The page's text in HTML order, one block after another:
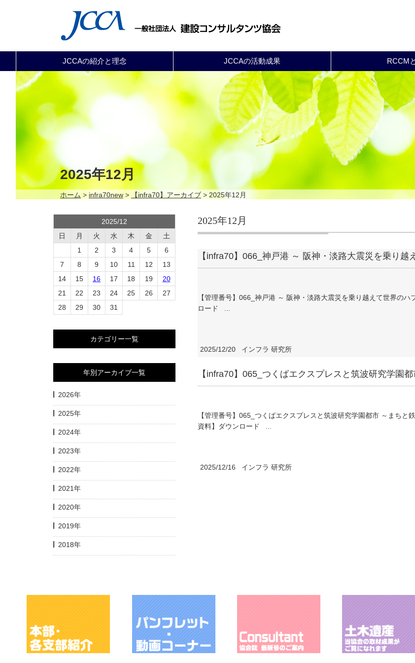
JCCAの紹介と理念 JCCAの活動成果 RCCM
2025年12月
ホーム > infra70new > 【infra70】アーカイブ > 2025年12月
2025年12月
【infra70】066_神戸港 ～ 阪神・淡路大震災を乗り越
【管理番号】066_神戸港 ～ 阪神・淡路大震災を乗り越えて世界の
ロード ...
2025/12/20 インフラ 研究所
【infra70】065_つくばエクスプレスと筑波研究学園
【管理番号】065_つくばエクスプレスと筑波研究学園都市 ～まち
資料】ダウンロード ...
2025/12/16 インフラ 研究所
2025/12
日
月 火 水 木 金
土
1
2 3 4 5
6
7
8 9 10 11 12
13
14
15 16 17 18 19
20
21
22 23 24 25 26
27
28
29 30 31
カテゴリー一覧
年別アーカイブ一覧
2026年
2025年
2024年
2023年
2022年
2021年
2020年
2019年
2018年